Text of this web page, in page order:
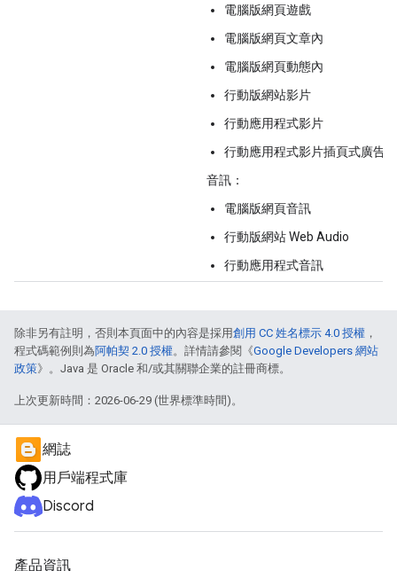
電腦版網頁遊戲
電腦版網頁文章內
電腦版網頁動態內
行動版網站影片
行動應用程式影片
行動應用程式影片插頁式廣告
音訊：
電腦版網頁音訊
行動版網站 Web Audio
行動應用程式音訊
除非另有註明，否則本頁面中的內容是採用創用 CC 姓名標示 4.0 授權 ，
程式碼範例則為阿帕契 2.0 授權。詳情請參閱《Google Developers 網站
政策》。Java 是 Oracle 和/或其關聯企業的註冊商標。
上次更新時間：2026-06-29 (世界標準時間)。
網誌
用戶端程式庫
Discord
產品資訊